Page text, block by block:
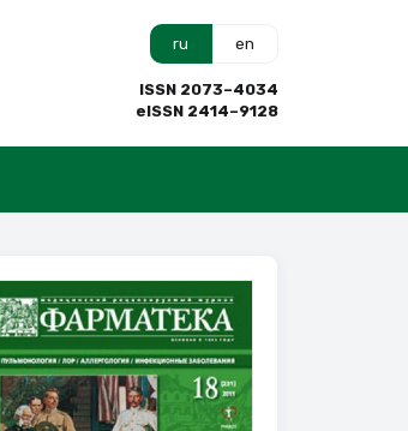
ru en
ISSN 2073–4034
eISSN 2414–9128